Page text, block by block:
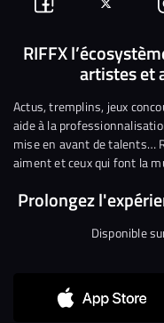
Suivez-
nous
Facebook
nous
sur
RIFFX
artistes et
Actus, tremplins, jeux
aide à la
mise en avant de talents…
aiment et ceux qui font la
Prolongez
Disponible